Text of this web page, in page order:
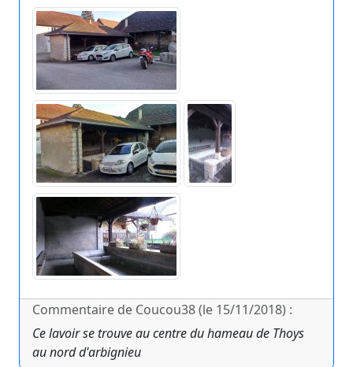
Commentaire de Coucou38 (le 15/11/2018) :
Ce lavoir se trouve au centre du hameau de Thoys
au nord d'arbignieu